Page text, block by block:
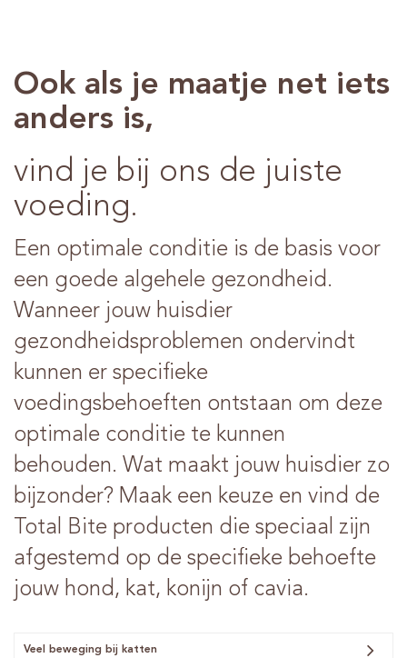
Ook als je maatje net iets
anders is,
vind je bij ons de juiste
voeding.
Een optimale conditie is de basis voor
een goede algehele gezondheid.
Wanneer jouw huisdier
gezondheidsproblemen ondervindt
kunnen er specifieke
voedingsbehoeften ontstaan om deze
optimale conditie te kunnen
behouden. Wat maakt jouw huisdier zo
bijzonder? Maak een keuze en vind de
Total Bite producten die speciaal zijn
afgestemd op de specifieke behoefte
jouw hond, kat, konijn of cavia.
Veel beweging bij katten